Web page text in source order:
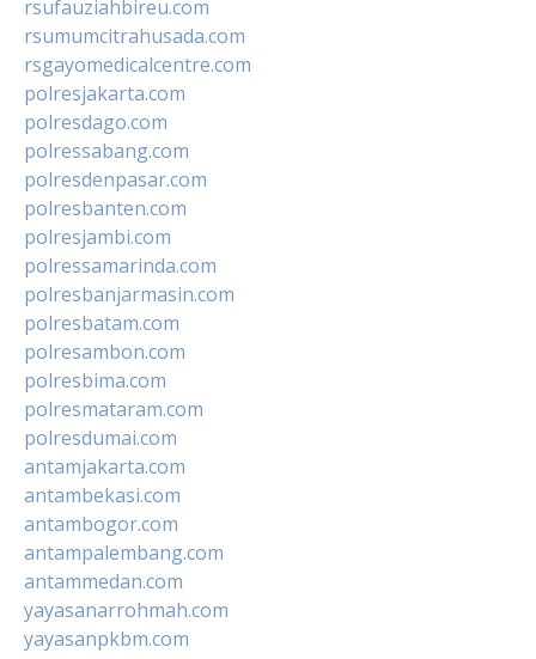
rsufauziahbireu.com
rsumumcitrahusada.com
rsgayomedicalcentre.com
polresjakarta.com
polresdago.com
polressabang.com
polresdenpasar.com
polresbanten.com
polresjambi.com
polressamarinda.com
polresbanjarmasin.com
polresbatam.com
polresambon.com
polresbima.com
polresmataram.com
polresdumai.com
antamjakarta.com
antambekasi.com
antambogor.com
antampalembang.com
antammedan.com
yayasanarrohmah.com
yayasanpkbm.com